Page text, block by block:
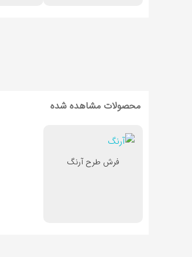
محصولات مشاهده شده
فرش طرح آرنگ